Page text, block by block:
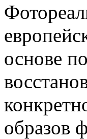
основе
образов